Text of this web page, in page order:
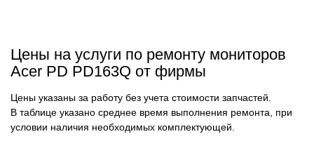
Цены на услуги по ремонту мониторов
Acer PD PD163Q от фирмы
Цены указаны за работу без учета стоимости запчастей.
В таблице указано среднее время выполнения ремонта, при
условии наличия необходимых комплектующей.